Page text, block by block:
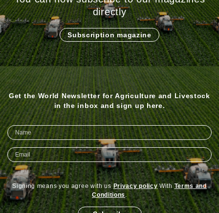
directly
Subscription magazine
Get the World Newsletter for Agriculture and Livestock
in the inbox and sign up here.
Signing means you agree with usPrivacy policyWithTerms and
Conditions